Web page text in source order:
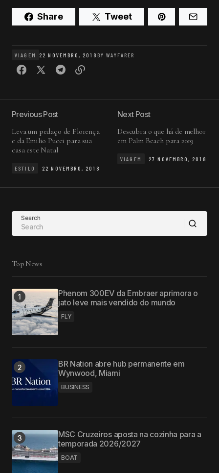
Share Tweet
VIAGEM 22 NOVEMBRO, 2018 BY WAYFARER
Previous Post
Leva um pedaço de Florença
e da Emilio Pucci para sua
casa este Natal
ESTILO 22 NOVEMBRO, 2018
Next Post
Descubra o que há de melhor
em Palm Beach para 2019
VIAGEM 27 NOVEMBRO, 2018
Search
Top News
Phenom 300EV da Embraer aprimora o
jato leve mais vendido do mundo
FLY
BR Nation abre hub permanente em
Wynwood, Miami
BUSINESS
MSC Cruzeiros aposta na cozinha para a
temporada 2026/2027
BOAT